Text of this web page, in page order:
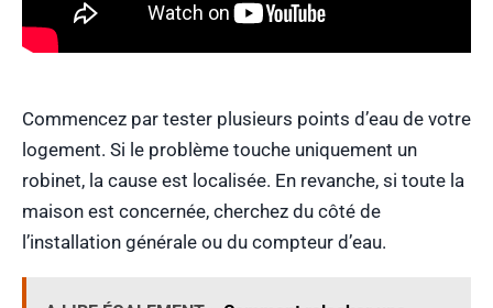
Commencez par tester plusieurs points d’eau de votre
logement. Si le problème touche uniquement un
robinet, la cause est localisée. En revanche, si toute la
maison est concernée, cherchez du côté de
l’installation générale ou du compteur d’eau.